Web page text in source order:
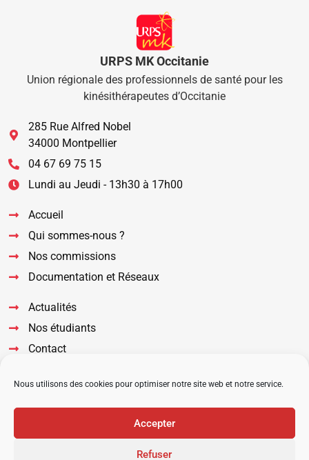
Nous utilisons des cookies pour optimiser notre site web et notre service.
Accepter
Refuser
URPS MK Occitanie
Union régionale des professionnels de santé pour les
kinésithérapeutes d’Occitanie
285 Rue Alfred Nobel
34000 Montpellier
04 67 69 75 15
Lundi au Jeudi - 13h30 à 17h00
Accueil
Qui sommes-nous ?
Nos commissions
Documentation et Réseaux
Actualités
Nos étudiants
Contact